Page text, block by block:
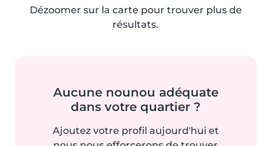
Dézoomer sur la carte pour trouver plus de
résultats.
Aucune nounou adéquate
dans votre quartier ?
Ajoutez votre profil aujourd'hui et